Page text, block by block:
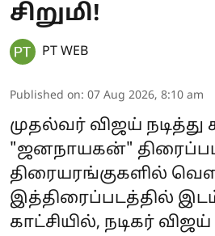
சிறுமி!
PT WEB
Published on: 07 Aug 2026, 8:10 am
முதல்வர் விஜய் நடித்து
"ஜனநாயகன்"
திரையரங்குகளில்
இத்திரைப்படத்தில்
காட்சியில், நடிகர்